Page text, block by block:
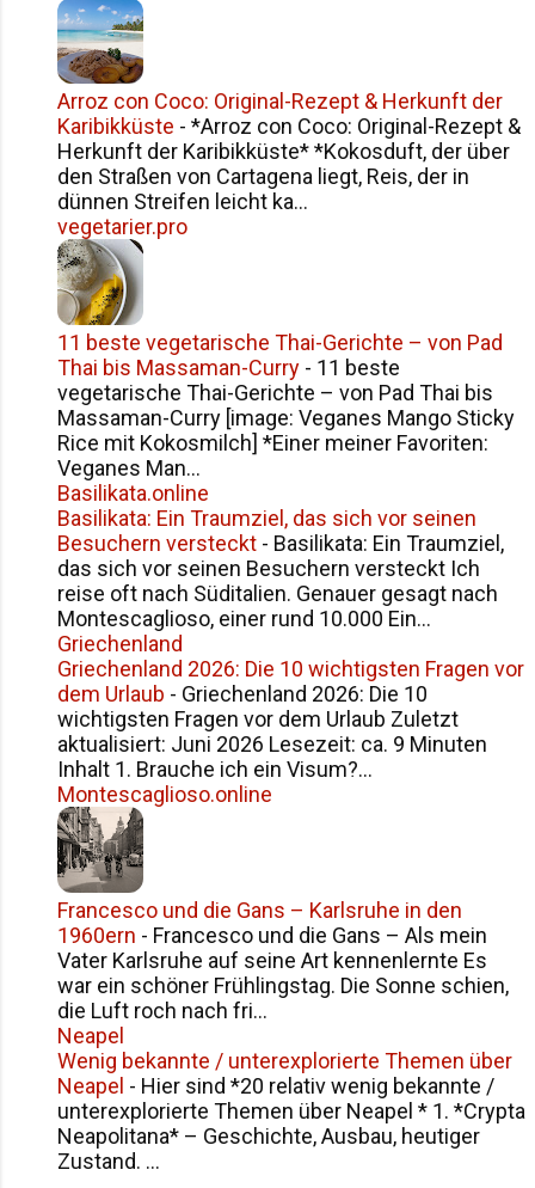
Arroz con Coco: Original-Rezept & Herkunft der
Karibikküste - *Arroz con Coco: Original-Rezept &
Herkunft der Karibikküste* *Kokosduft, der über
den Straßen von Cartagena liegt, Reis, der in
dünnen Streifen leicht ka...
vegetarier.pro
11 beste vegetarische Thai-Gerichte – von Pad
Thai bis Massaman-Curry - 11 beste
vegetarische Thai-Gerichte – von Pad Thai bis
Massaman-Curry [image: Veganes Mango Sticky
Rice mit Kokosmilch] *Einer meiner Favoriten:
Veganes Man...
Basilikata.online
Basilikata: Ein Traumziel, das sich vor seinen
Besuchern versteckt - Basilikata: Ein Traumziel,
das sich vor seinen Besuchern versteckt Ich
reise oft nach Süditalien. Genauer gesagt nach
Montescaglioso, einer rund 10.000 Ein...
Griechenland
Griechenland 2026: Die 10 wichtigsten Fragen vor
dem Urlaub - Griechenland 2026: Die 10
wichtigsten Fragen vor dem Urlaub Zuletzt
aktualisiert: Juni 2026 Lesezeit: ca. 9 Minuten
Inhalt 1. Brauche ich ein Visum?...
Montescaglioso.online
Francesco und die Gans – Karlsruhe in den
1960ern - Francesco und die Gans – Als mein
Vater Karlsruhe auf seine Art kennenlernte Es
war ein schöner Frühlingstag. Die Sonne schien,
die Luft roch nach fri...
Neapel
Wenig bekannte / unterexplorierte Themen über
Neapel - Hier sind *20 relativ wenig bekannte /
unterexplorierte Themen über Neapel * 1. *Crypta
Neapolitana* – Geschichte, Ausbau, heutiger
Zustand. ...